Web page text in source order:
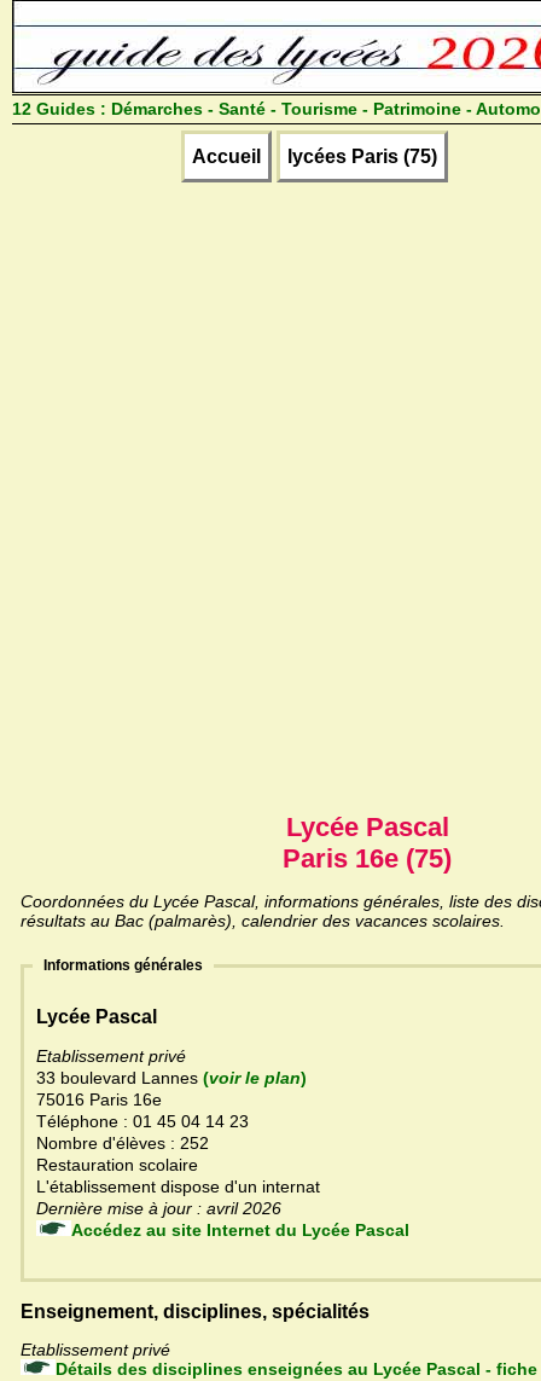
12 Guides : Démarches - Santé - Tourisme - Patrimoine -
Accueil lycées Paris (75)
Lycée Pascal
Paris 16e (75)
Coordonnées du Lycée Pascal, informations générales, liste des
résultats au Bac (palmarès), calendrier des vacances scolaires.
Informations générales
Lycée Pascal
Etablissement privé
33 boulevard Lannes (voir le plan)
75016 Paris 16e
Téléphone : 01 45 04 14 23
Nombre d'élèves : 252
Restauration scolaire
L'établissement dispose d'un internat
Dernière mise à jour : avril 2026
Accédez au site Internet du Lycée Pascal
Enseignement, disciplines, spécialités
Etablissement privé
Détails des disciplines enseignées au Lycée Pascal - fiche